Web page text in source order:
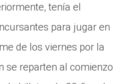
tenía el
para jugar en
de los viernes por la
se reparten al comienzo